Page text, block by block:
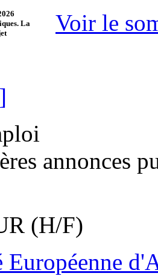
La
Voir le
annonces
(H/F)